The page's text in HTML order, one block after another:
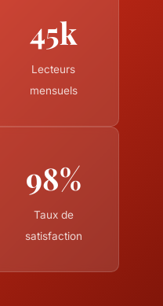
45k
Lecteurs
mensuels
98%
Taux de
satisfaction